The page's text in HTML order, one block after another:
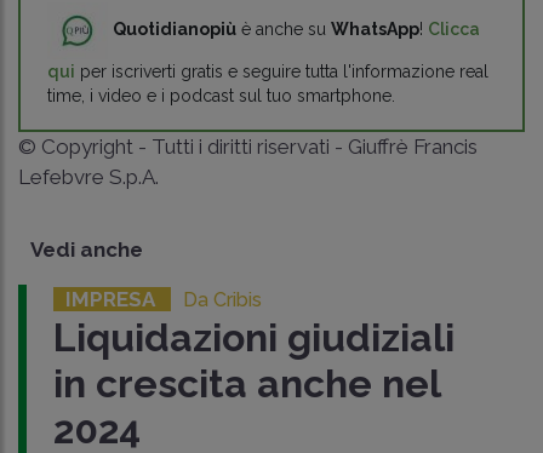
Quotidianopiù è anche su WhatsApp! Clicca
qui per iscriverti gratis e seguire tutta l'informazione real
time, i video e i podcast sul tuo smartphone.
© Copyright - Tutti i diritti riservati - Giuffrè Francis
Lefebvre S.p.A.
Vedi anche
IMPRESA Da Cribis
Liquidazioni giudiziali
in crescita anche nel
2024